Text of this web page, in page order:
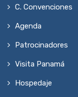
C. Convenciones
Agenda
Patrocinadores
Visita Panamá
Hospedaje